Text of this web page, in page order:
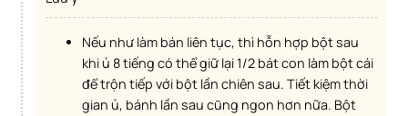
Nếu như làm bán liên tục, thì hỗn hợp bột sau
khi ủ 8 tiếng có thể giữ lại 1/2 bát con làm bột cái
để trộn tiếp với bột lần chiên sau. Tiết kiệm thời
gian ủ, bánh lần sau cũng ngon hơn nữa. Bột